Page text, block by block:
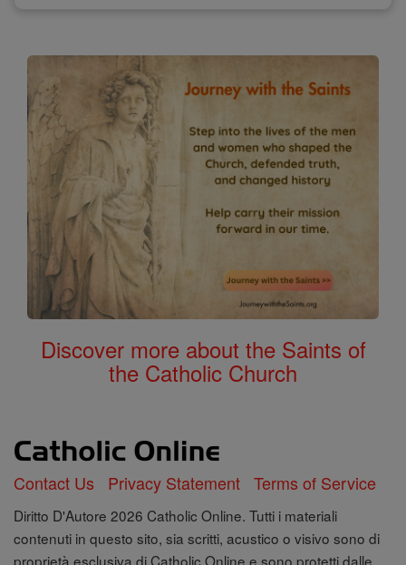
Discover more about the Saints of
the Catholic Church
Contact Us Privacy Statement Terms of Service
Diritto D'Autore 2026 Catholic Online. Tutti i materiali
contenuti in questo sito, sia scritti, acustico o visivo sono di
proprietà esclusiva di Catholic Online e sono protetti dalle